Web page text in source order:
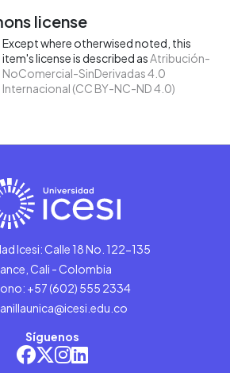
license
Except where otherwised noted, this
item's license is described asAtribución-
NoComercial-SinDerivadas 4.0
Internacional (CC BY-NC-ND 4.0)
Icesi: Calle 18 No. 122-135
Cali - Colombia
+57 (602) 555 2334
Síguenos